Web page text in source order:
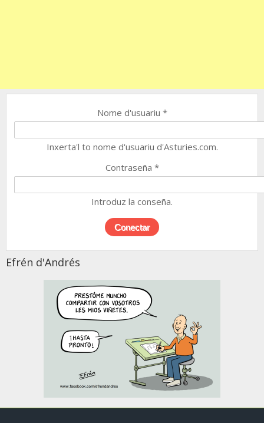
Nome d'usuariu *
Inxerta'l to nome d'usuariu d'Asturies.com.
Contraseña *
Introduz la conseña.
Efrén d'Andrés